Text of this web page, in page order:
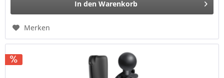
In den Warenkorb
Merken